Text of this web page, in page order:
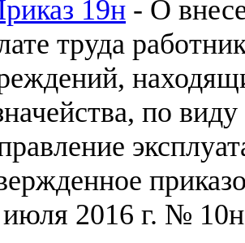
19н - О
труда
по
июля 2016 г. № 10н